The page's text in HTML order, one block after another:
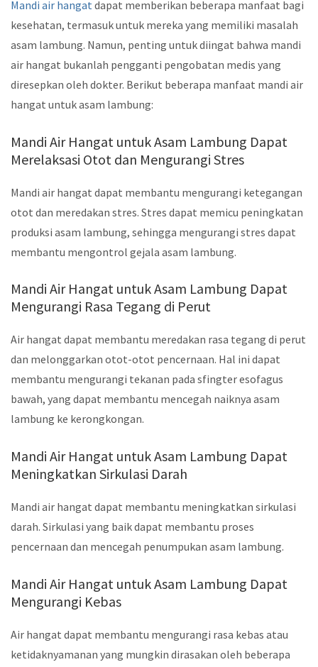
Mandi air hangat dapat memberikan beberapa manfaat bagi
kesehatan, termasuk untuk mereka yang memiliki masalah
asam lambung. Namun, penting untuk diingat bahwa mandi
air hangat bukanlah pengganti pengobatan medis yang
diresepkan oleh dokter. Berikut beberapa manfaat mandi air
hangat untuk asam lambung:
Mandi Air Hangat untuk Asam Lambung Dapat
Merelaksasi Otot dan Mengurangi Stres
Mandi air hangat dapat membantu mengurangi ketegangan
otot dan meredakan stres. Stres dapat memicu peningkatan
produksi asam lambung, sehingga mengurangi stres dapat
membantu mengontrol gejala asam lambung.
Mandi Air Hangat untuk Asam Lambung Dapat
Mengurangi Rasa Tegang di Perut
Air hangat dapat membantu meredakan rasa tegang di perut
dan melonggarkan otot-otot pencernaan. Hal ini dapat
membantu mengurangi tekanan pada sfingter esofagus
bawah, yang dapat membantu mencegah naiknya asam
lambung ke kerongkongan.
Mandi Air Hangat untuk Asam Lambung Dapat
Meningkatkan Sirkulasi Darah
Mandi air hangat dapat membantu meningkatkan sirkulasi
darah. Sirkulasi yang baik dapat membantu proses
pencernaan dan mencegah penumpukan asam lambung.
Mandi Air Hangat untuk Asam Lambung Dapat
Mengurangi Kebas
Air hangat dapat membantu mengurangi rasa kebas atau
ketidaknyamanan yang mungkin dirasakan oleh beberapa